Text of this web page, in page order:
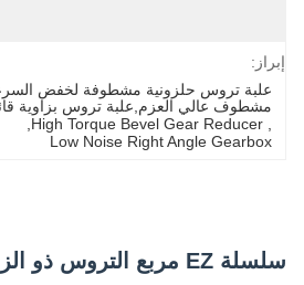
إبراز:
مشطوف عالي العزم,علبة تروس بزاوية
High Torque Bevel Gear Reducer
Low Noise Right Angle Gearbox
سلسلة EZ مربع التروس ذو الزاوية اليمنى